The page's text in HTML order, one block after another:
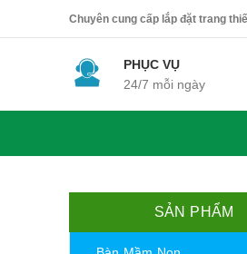
Chuyên cung cấp lắp đặt trang
PHỤC VỤ
24/7 mỗi ngày
SẢN PHẨM